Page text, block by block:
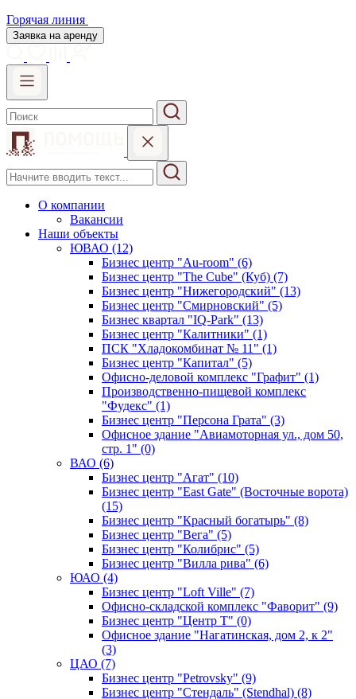
Горячая линия
Заявка на аренду
О компании
Вакансии
Наши объекты
ЮВАО (12)
Бизнес центр "Au-room" (6)
Бизнес центр "The Cube" (Куб) (7)
Бизнес центр "Нижегородский" (13)
Бизнес центр "Смирновский" (5)
Бизнес квартал "IQ-Park" (13)
Бизнес центр "Калитники" (1)
ПСК "Хладокомбинат № 11" (1)
Бизнес центр "Капитал" (5)
Офисно-деловой комплекс "Графит" (1)
Производственно-пищевой комплекс
"Фудекс" (1)
Бизнес центр "Персона Грата" (3)
Офисное здание "Авиамоторная ул., дом 50,
стр. 1" (0)
ВАО (6)
Бизнес центр "Агат" (10)
Бизнес центр "East Gate" (Восточные ворота)
(15)
Бизнес центр "Красный богатырь" (8)
Бизнес центр "Вега" (5)
Бизнес центр "Колибрис" (5)
Бизнес центр "Вилла рива" (6)
ЮАО (4)
Бизнес центр "Loft Ville" (7)
Офисно-складской комплекс "Фаворит" (9)
Бизнес центр "Центр Т" (0)
Офисное здание "Нагатинская, дом 2, к 2"
(3)
ЦАО (7)
Бизнес центр "Petrovsky" (9)
Бизнес центр "Стендаль" (Stendhal) (8)